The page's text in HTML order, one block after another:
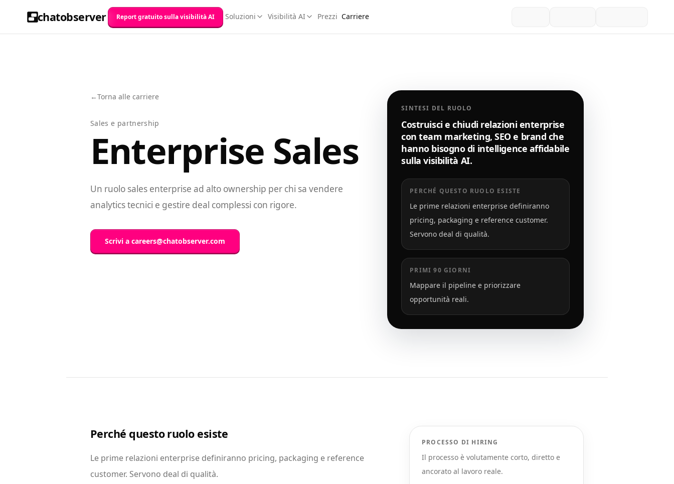
chatobserver Report gratuito sulla visibilità AI Soluzioni Visibilità AI Prezzi Carriere
←Torna alle carriere
Sales e partnership
Enterprise Sales
Un ruolo sales enterprise ad alto ownership per chi sa vendere
analytics tecnici e gestire deal complessi con rigore.
Scrivi a careers@chatobserver.com
SINTESI DEL RUOLO
Costruisci e chiudi relazioni enterprise
con team marketing, SEO e brand che
hanno bisogno di intelligence affidabile
sulla visibilità AI.
PERCHÉ QUESTO RUOLO ESISTE
Le prime relazioni enterprise definiranno
pricing, packaging e reference customer.
Servono deal di qualità.
PRIMI 90 GIORNI
Mappare il pipeline e priorizzare
opportunità reali.
Perché questo ruolo esiste
Le prime relazioni enterprise definiranno pricing, packaging e reference
customer. Servono deal di qualità.
PROCESSO DI HIRING
Il processo è volutamente corto, diretto e
ancorato al lavoro reale.